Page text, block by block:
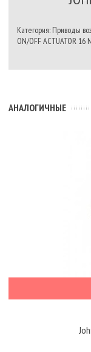
Категория: Приводы
ON/OFF ACTUATOR 16
АНАЛОГИЧНЫЕ